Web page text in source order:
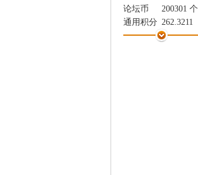
论坛币
200301 个
通用积分 262.3211
学术水平
145 点